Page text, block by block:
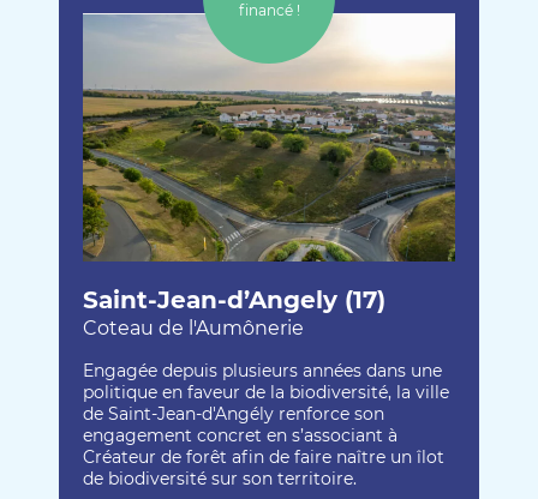
Saint-Jean-d’Angely (17)
Coteau de l'Aumônerie
Engagée depuis plusieurs années dans une
politique en faveur de la biodiversité, la ville
de Saint-Jean-d'Angély renforce son
engagement concret en s’associant à
Créateur de forêt afin de faire naître un îlot
de biodiversité sur son territoire.
financé !